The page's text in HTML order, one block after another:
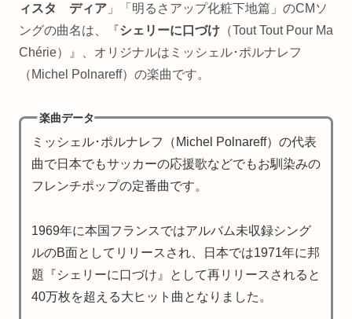
ィスタ ディア 」「明るさアップ化粧下地篇」のCMソ
ングの曲名は、『シェリーに口づけ （Tout Tout Pour Ma
Chérie）』、オリジナルはミッシェル･ポルナレフ
（Michel Polnareff）の楽曲です。
楽曲データ
ミッシェル･ポルナレフ（Michel Polnareff）の代表
曲で日本でもサッカーの応援歌などでもお馴染みの
フレンチポップの定番曲です。
1969年に本国フランスではアルバム未収録シング
ルのB面としてリリースされ、日本では1971年に邦
題『シェリーに口づけ』として再リリースされると
40万枚を超える大ヒット曲となりました。